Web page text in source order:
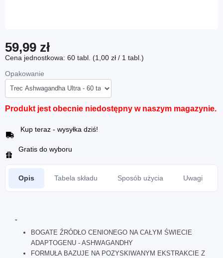
59,99 zł
Cena jednostkowa: 60 tabl. (1,00 zł / 1 tabl.)
Opakowanie
Produkt jest obecnie niedostępny w naszym magazynie.
Kup teraz - wysyłka dziś!
Gratis do wyboru
Opis Tabela składu Sposób użycia Uwagi
"
BOGATE ŹRÓDŁO CENIONEGO NA CAŁYM ŚWIECIE
ADAPTOGENU - ASHWAGANDHY
FORMUŁA BAZUJE NA POZYSKIWANYM EKSTRAKCIE Z